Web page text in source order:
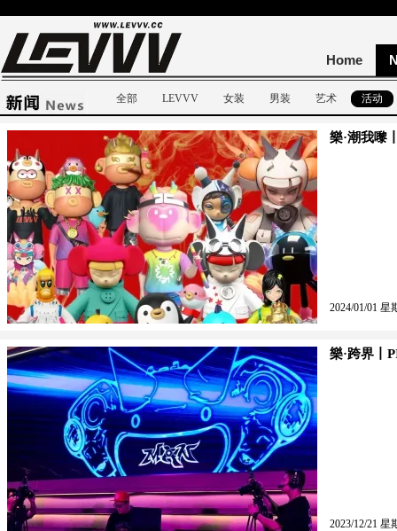
Home
全部 LEVVV 女装 男装 艺术 活动
樂·潮我嚟
2024/01/01 星
樂·跨界丨
2023/12/21 星